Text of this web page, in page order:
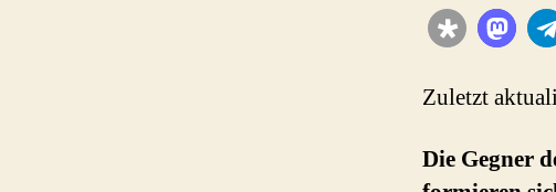
Zuletzt
Die Gegner